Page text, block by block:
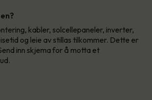
kabler, solcellepaneler, inverter,
og leie av stillas tilkommer. Dette er
inn skjema for å motta et